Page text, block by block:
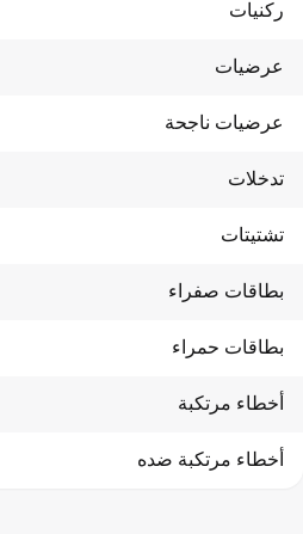
ركنيات
عرضيات
عرضيات ناجحة
تدخلات
تشتيتات
بطاقات صفراء
بطاقات حمراء
أخطاء مرتكبة
أخطاء مرتكبة ضده